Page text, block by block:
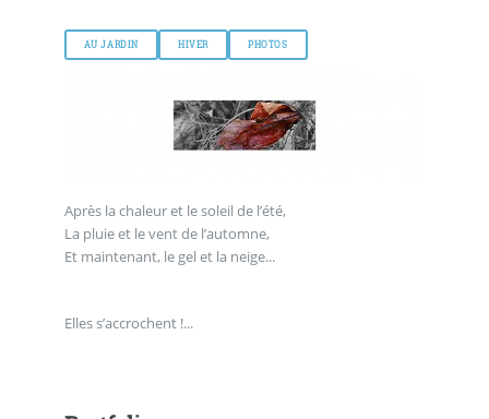
AU JARDIN HIVER PHOTOS
Après la chaleur et le soleil de l’été,
La pluie et le vent de l’automne,
Et maintenant, le gel et la neige...
Elles s’accrochent !...